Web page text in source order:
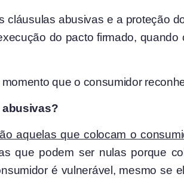
cláusulas abusivas e a proteção
do pacto firmado,
que o consumidor
abusivas?
aquelas que colocam o
que podem ser nulas porque
é vulnerável, mesmo se